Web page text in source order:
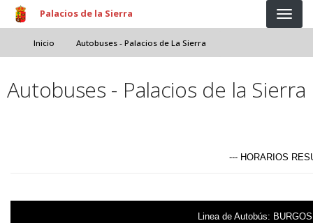
Pasar al contenido principal
Palacios de la Sierra
Inicio Autobuses - Palacios de La Sierra
Autobuses - Palacios de la Sierra
--- HORARIOS
Linea de Autobús: